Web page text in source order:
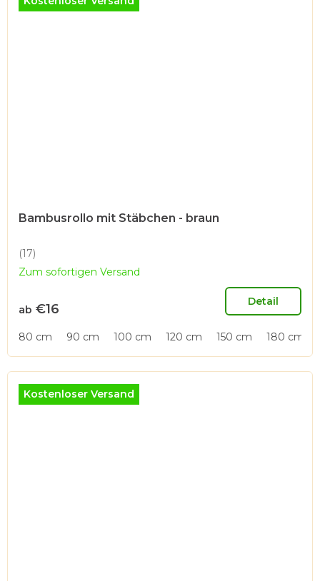
Bambusrollo mit Stäbchen - braun
Die
durchschnittliche
4,9
5
Sternen.
(17)
Zum sofortigen Versand
ab €16 Detail
80 cm 90 cm 100 cm 120 cm 150 cm 180 cm
Kostenloser Versand